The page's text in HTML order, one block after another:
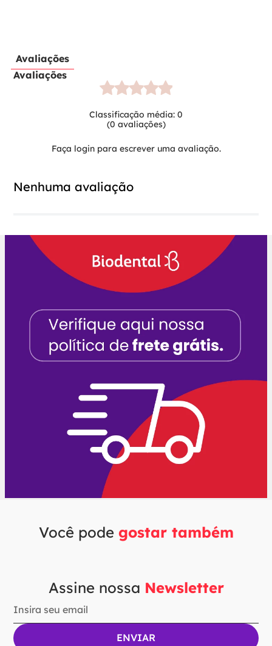
Avaliações
Avaliações
Classificação média: 0
(0 avaliações)
Faça login para escrever uma avaliação.
Nenhuma avaliação
Você pode gostar também